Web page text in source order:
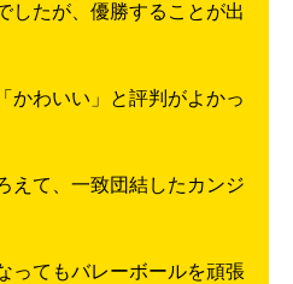
したが、優勝することが出
かわいい」と評判がよかっ
えて、一致団結したカンジ
ってもバレーボールを頑張